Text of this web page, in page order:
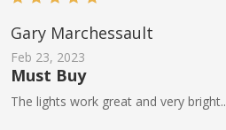
Gary Marchessault
Feb 23, 2023
Must Buy
The lights work great and very bright..